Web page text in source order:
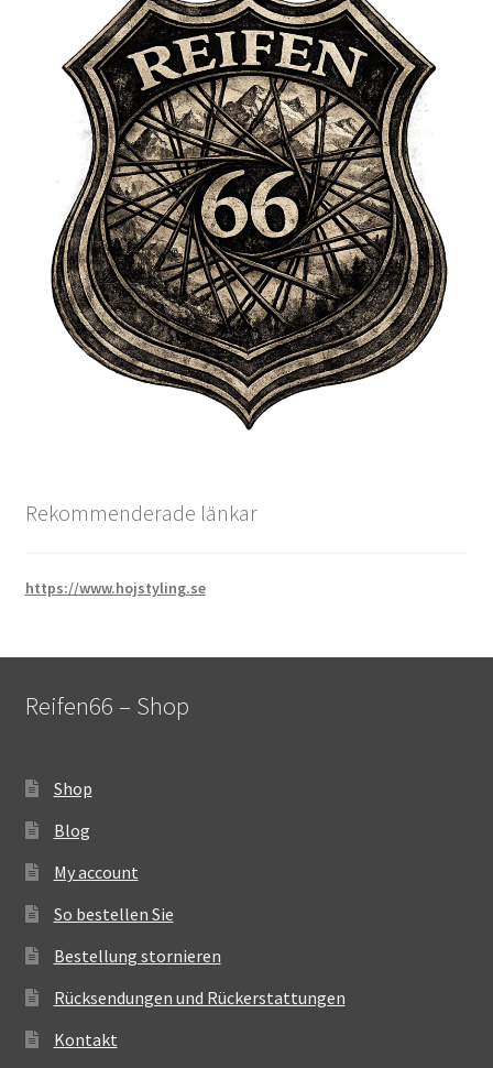
Rekommenderade länkar
https://www.hojstyling.se
Reifen66 – Shop
Shop
Blog
My account
So bestellen Sie
Bestellung stornieren
Rücksendungen und Rückerstattungen
Kontakt